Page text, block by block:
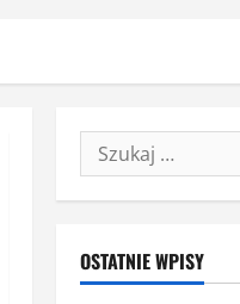
Szukaj:
OSTATNIE WPISY